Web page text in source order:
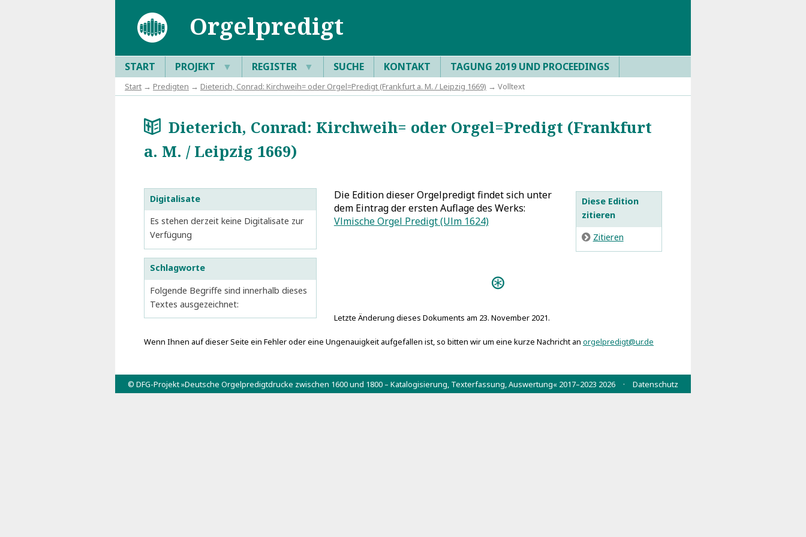
Orgelpredigt
START PROJEKT ▼ REGISTER ▼ SUCHE KONTAKT TAGUNG 2019 UND PROCEEDINGS
Start → Predigten → Dieterich, Conrad: Kirchweih= oder Orgel=Predigt (Frankfurt a. M. / Leipzig 1669) → Volltext
a Dieterich, Conrad: Kirchweih= oder Orgel=Predigt (Frankfurt
a. M. / Leipzig 1669)
Diese Edition
zitieren
E Zitieren
Digitalisate
Es stehen derzeit keine Digitalisate zur
Verfügung
Schlagworte
Folgende Begriffe sind innerhalb dieses
Textes ausgezeichnet:
Die Edition dieser Orgelpredigt findet sich unter
dem Eintrag der ersten Auflage des Werks:
Vlmische Orgel Predigt (Ulm 1624)
Letzte Änderung dieses Dokuments am 23. November 2021.
Wenn Ihnen auf dieser Seite ein Fehler oder eine Ungenauigkeit aufgefallen ist, so bitten wir um eine kurze Nachricht an orgelpredigt@ur.de
© DFG-Projekt »Deutsche Orgelpredigtdrucke zwischen 1600 und 1800 – Katalogisierung, Texterfassung, Auswertung« 2017–2023 2026 · Datenschutz